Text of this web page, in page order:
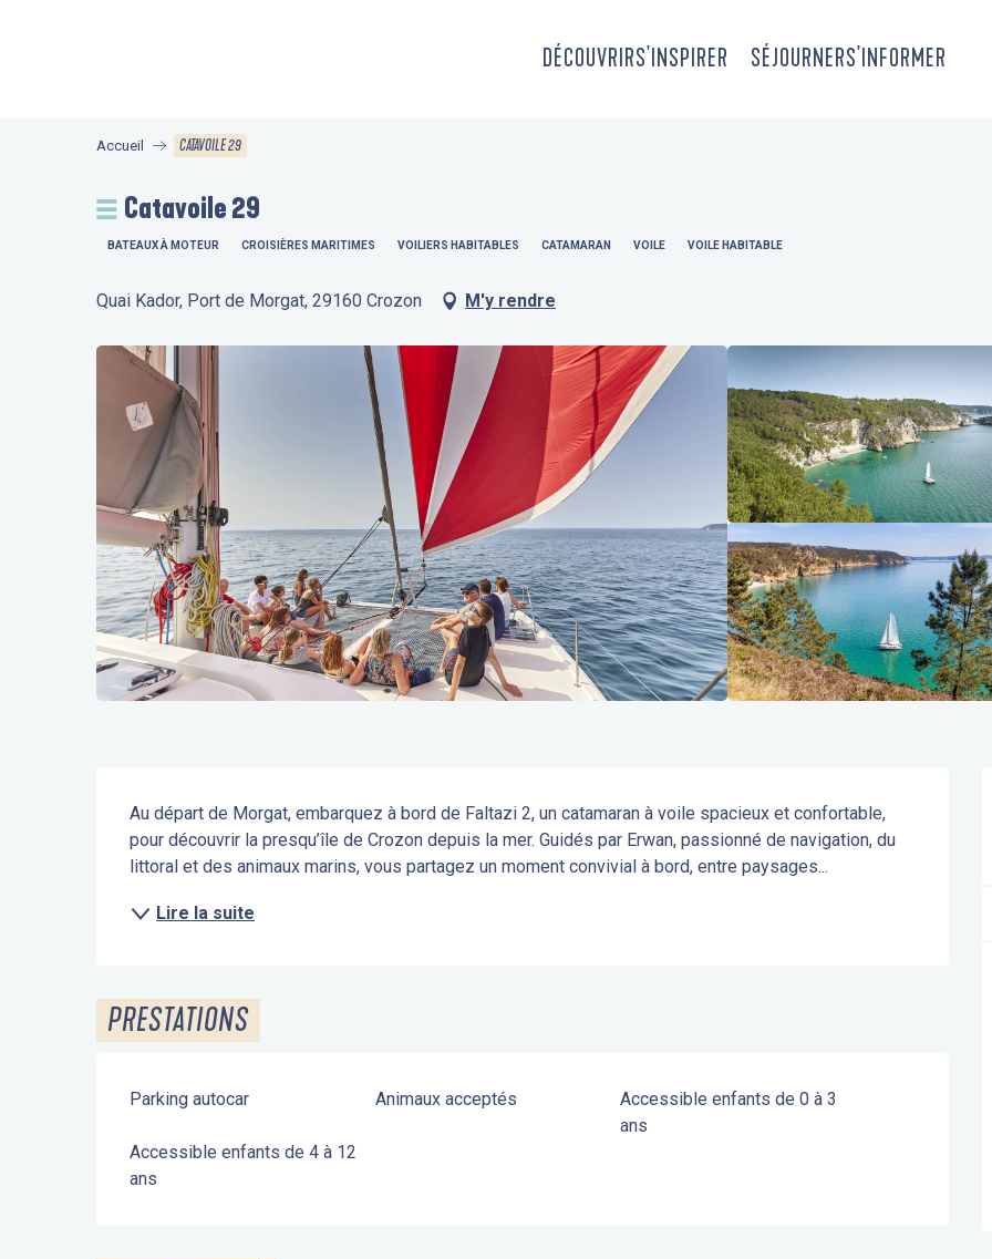
DÉCOUVRIRS'INSPIRER SÉJOURNERS'INFORMER
Accueil CATAVOILE 29
Catavoile 29
BATEAUX À MOTEUR CROISIÈRES MARITIMES VOILIERS HABITABLES CATAMARAN VOILE VOILE HABITABLE
Quai Kador, Port de Morgat, 29160 Crozon M'y rendre
Description
Au départ de Morgat, embarquez à bord de Faltazi 2, un catamaran à voile spacieux et confortable,
pour découvrir la presqu’île de Crozon depuis la mer. Guidés par Erwan, passionné de navigation, du
littoral et des animaux marins, vous partagez un moment convivial à bord, entre paysages...
Lire la suite
PRESTATIONS
Parking autocar Animaux acceptés
Accessible enfants de 0 à 3
ans
Accessible enfants de 4 à 12
ans